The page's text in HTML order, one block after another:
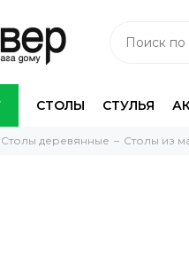
СТОЛЫ СТУЛЬЯ
Столы деревянные Столы из